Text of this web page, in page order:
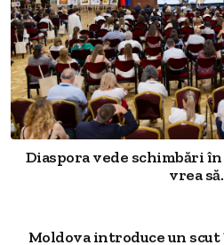
Diaspora vede schimbări
vrea
Moldova introduce un